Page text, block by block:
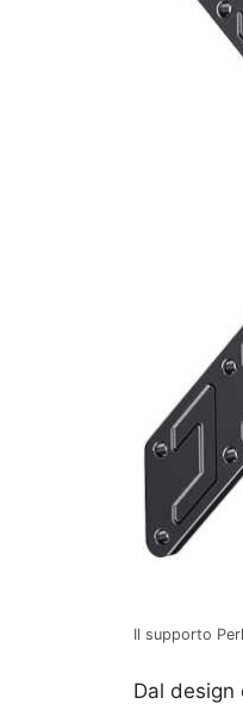
Il supporto
Dal